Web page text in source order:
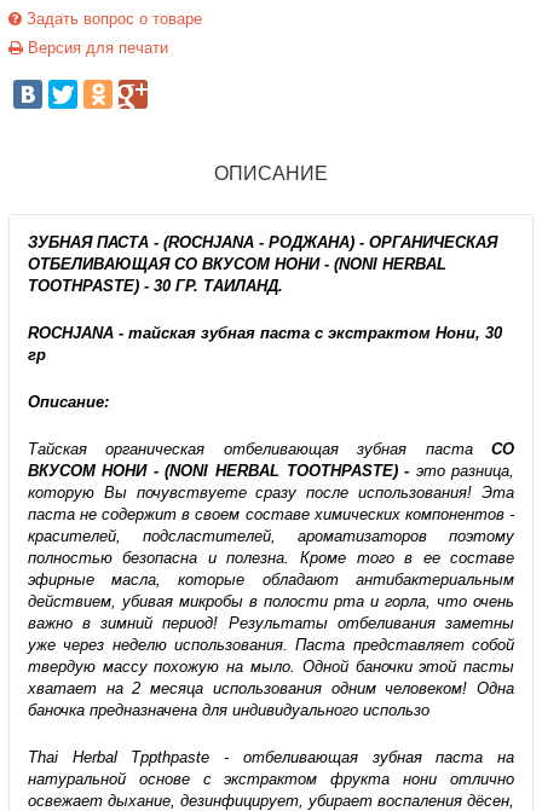
Задать вопрос о товаре
Версия для печати
ОПИСАНИЕ
ЗУБНАЯ ПАСТА - (ROCHJANA - РОДЖАНА) - ОРГАНИЧЕСКАЯ
ОТБЕЛИВАЮЩАЯ СО ВКУСОМ НОНИ - (NONI HERBAL
TOOTHPASTE) - 30 ГР. ТАИЛАНД.
ROCHJANA - тайская зубная паста с экстрактом Нони, 30
гр
Описание:
Тайская органическая отбеливающая зубная пастаСО
ВКУСОМ НОНИ - (NONI HERBAL TOOTHPASTE)- это разница,
которую Вы почувствуете сразу после использования! Эта
паста не содержит в своем составе химических компонентов -
красителей, подсластителей, ароматизаторов поэтому
полностью безопасна и полезна. Кроме того в ее составе
эфирные масла, которые обладают антибактериальным
действием, убивая микробы в полости рта и горла, что очень
важно в зимний период! Результаты отбеливания заметны
уже через неделю использования. Паста представляет собой
твердую массу похожую на мыло. Одной баночки этой пасты
хватает на 2 месяца использования одним человеком! Одна
баночка предназначена для индивидуального использо
Thai Herbal Tppthpaste - отбеливающая зубная паста на
натуральной основе с экстрактом фрукта нони отлично
освежает дыхание, дезинфицирует, убирает воспаления дёсен,